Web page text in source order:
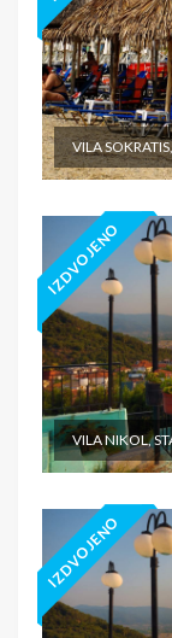
VILA
IZDVOJENO
VILA NIKOL,
IZDVOJENO